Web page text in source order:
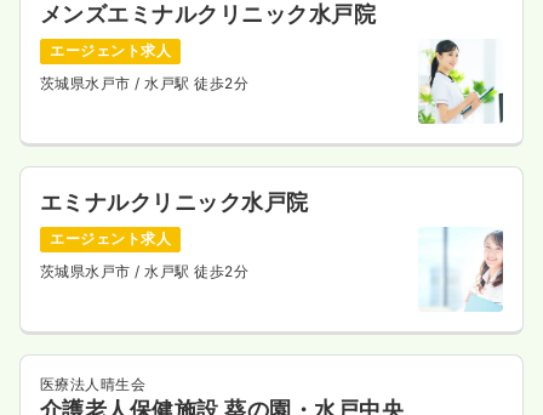
メンズエミナルクリニック水戸院
エージェント求人
茨城県水戸市 / 水戸駅 徒歩2分
エミナルクリニック水戸院
エージェント求人
茨城県水戸市 / 水戸駅 徒歩2分
医療法人晴生会
介護老人保健施設 葵の園・水戸中央